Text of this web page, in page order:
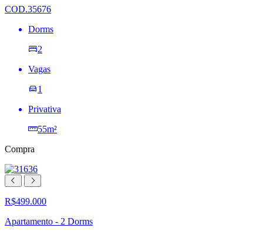
COD.35676
Dorms
2
Vagas
1
Privativa
55m²
Compra
R$499.000
Apartamento - 2 Dorms